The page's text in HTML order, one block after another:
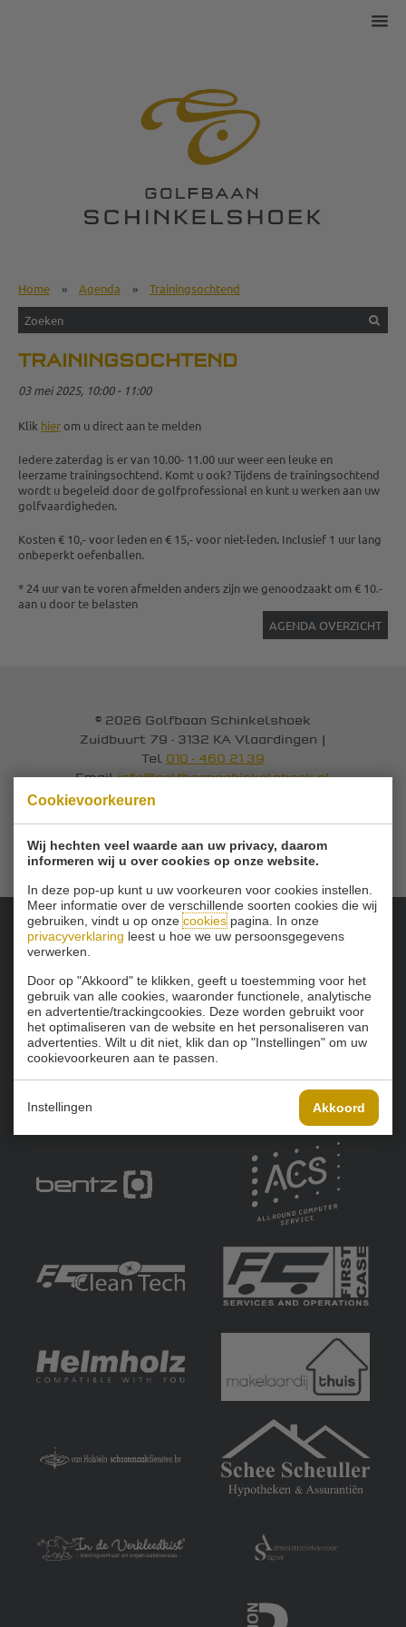
Cookievoorkeuren
Wij hechten veel waarde aan uw privacy, daarom
informeren wij u over cookies op onze website.
In deze pop-up kunt u uw voorkeuren voor cookies instellen.
Meer informatie over de verschillende soorten cookies die wij
gebruiken, vindt u op onzecookiespagina. In onze
privacyverklaring leest u hoe we uw persoonsgegevens
verwerken.
Door op "Akkoord" te klikken, geeft u toestemming voor het
gebruik van alle cookies, waaronder functionele, analytische
en advertentie/trackingcookies. Deze worden gebruikt voor
het optimaliseren van de website en het personaliseren van
advertenties. Wilt u dit niet, klik dan op "Instellingen" om uw
cookievoorkeuren aan te passen.
Instellingen Akkoord
Home » Agenda » Trainingsochtend
TRAININGSOCHTEND
03 mei 2025, 10:00 - 11:00
Klik hierom u direct aan te melden
Iedere zaterdag is er van 10.00- 11.00 uur weer een leuke en
leerzame trainingsochtend. Komt u ook? Tijdens de trainingsochtend
wordt u begeleid door de golfprofessional en kunt u werken aan uw
golfvaardigheden.
Kosten € 10,- voor leden en € 15,- voor niet-leden. Inclusief 1 uur lang
onbeperkt oefenballen.
* 24 uur van te voren afmelden anders zijn we genoodzaakt om € 10.-
aan u door te belasten
AGENDA OVERZICHT
© 2026 Golfbaan Schinkelshoek
Zuidbuurt 79 - 3132 KA Vlaardingen |
Tel 010 - 460 21 39
Emailinfo@golfbaanschinkelshoek.nl